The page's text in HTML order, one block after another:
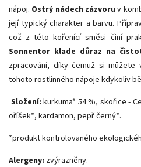
nápoj. Ostrý nádech zázvoru v
její typický charakter a barvu.
což z této kořenící směsi činí
Sonnentor klade důraz na
zpracování, díky čemuž si
tohoto rostlinného nápoje kdykoliv
Složení: kurkuma* 54 %, skořice -
oříšek*, kardamon, pepř černý*.
*produkt kontrolovaného
Alergeny: zvýrazněny.